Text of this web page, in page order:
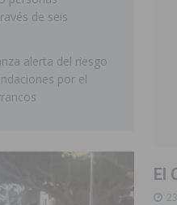
El
de seis
alerta del riesgo
por el